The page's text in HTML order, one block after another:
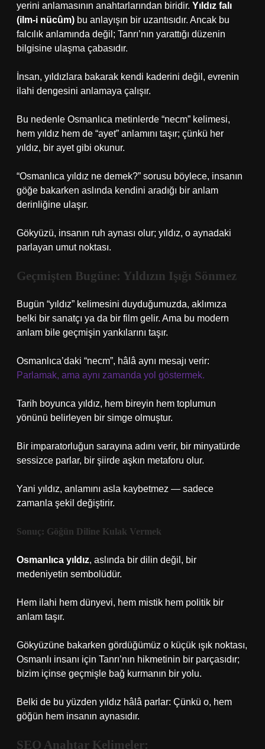
yerini anlamasının anahtarlarından biridir. Yıldız falı
(ilm-i nücûm) bu anlayışın bir uzantısıdır. Ancak bu
falcılık anlamında değil; Tanrı’nın yarattığı düzenin
bilgisine ulaşma çabasıdır.
İnsan, yıldızlara bakarak kendi kaderini değil, evrenin
ilahi dengesini anlamaya çalışır.
Bu nedenle Osmanlıca metinlerde “necm” kelimesi,
hem yıldız hem de “ayet” anlamını taşır; çünkü her
yıldız, bir ayet gibi okunur.
“Osmanlıca yıldız ne demek?” sorusu böylece, insanın
göğe bakarken aslında kendini aradığı bir anlam
derinliğine ulaşır.
Gökyüzü, insanın ruh aynası olur; yıldız, o aynadaki
parlayan umut noktası.
Geçmişten Bugüne: Yıldızın Işığı Sönmez
Bugün “yıldız” kelimesini duyduğumuzda, aklımıza
belki bir sanatçı ya da bir film gelir. Ama bu modern
anlam bile geçmişin yankılarını taşır.
Osmanlıca’daki “necm”, hâlâ aynı mesajı verir:
Parlamak, ama aynı zamanda yol göstermek.
Tarih boyunca yıldız, hem bireyin hem toplumun
yönünü belirleyen bir simge olmuştur.
Bir imparatorluğun sarayına adını verir, bir minyatürde
sessizce parlar, bir şiirde aşkın metaforu olur.
Yani yıldız, anlamını asla kaybetmez — sadece
zamanla şekil değiştirir.
Sonuç: Göğün Diline Kulak Vermek
Osmanlıca yıldız, aslında bir dilin değil, bir
medeniyetin sembolüdür.
Hem ilahi hem dünyevi, hem mistik hem politik bir
anlam taşır.
Gökyüzüne bakarken gördüğümüz o küçük ışık noktası,
Osmanlı insanı için Tanrı’nın hikmetinin bir parçasıdır;
bizim içinse geçmişle bağ kurmanın bir yolu.
Belki de bu yüzden yıldız hâlâ parlar: Çünkü o, hem
göğün hem insanın aynasıdır.
SEO Anahtar Kelimeler: